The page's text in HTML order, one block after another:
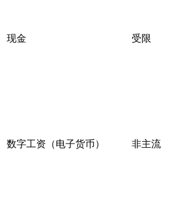
现金 受限
数字工资（电子货币） 非主流